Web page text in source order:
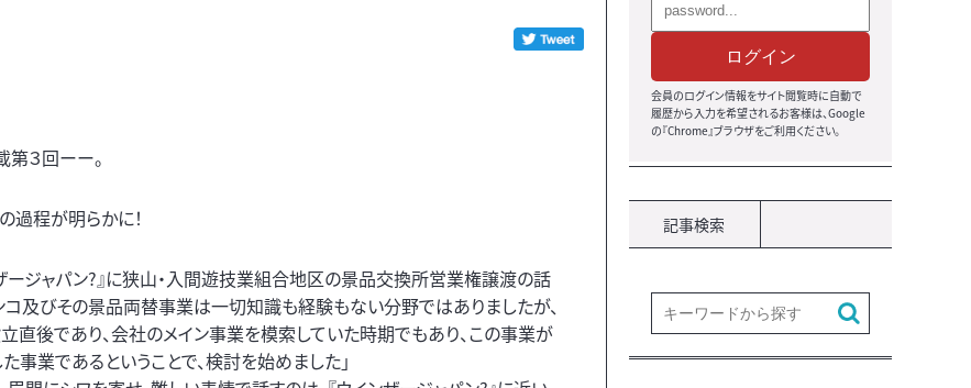
３回ーー。
過程が明らかに！
ザージャパン?』に狭山・入間遊技業組合地区の景品交換所営業権譲渡の話
コ及びその景品両替事業は一切知識も経験もない分野ではありましたが、
立直後であり、会社のメイン事業を模索していた時期でもあり、この事業が
業であるということで、検討を始めました」
ログイン
会員のログイン情報をサイト閲覧時に自動で
履歴から入力を希望されるお客様は、Google
の『Chrome』ブラウザをご利用ください。
記事検索